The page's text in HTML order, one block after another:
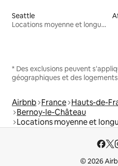
Seattle
Locations moyenne et longue durée
* Des exclusions peuvent
géographiques et des
Airbnb France Hauts-de-
Bernoy-le-Château
Locations moyenne et
© 2026